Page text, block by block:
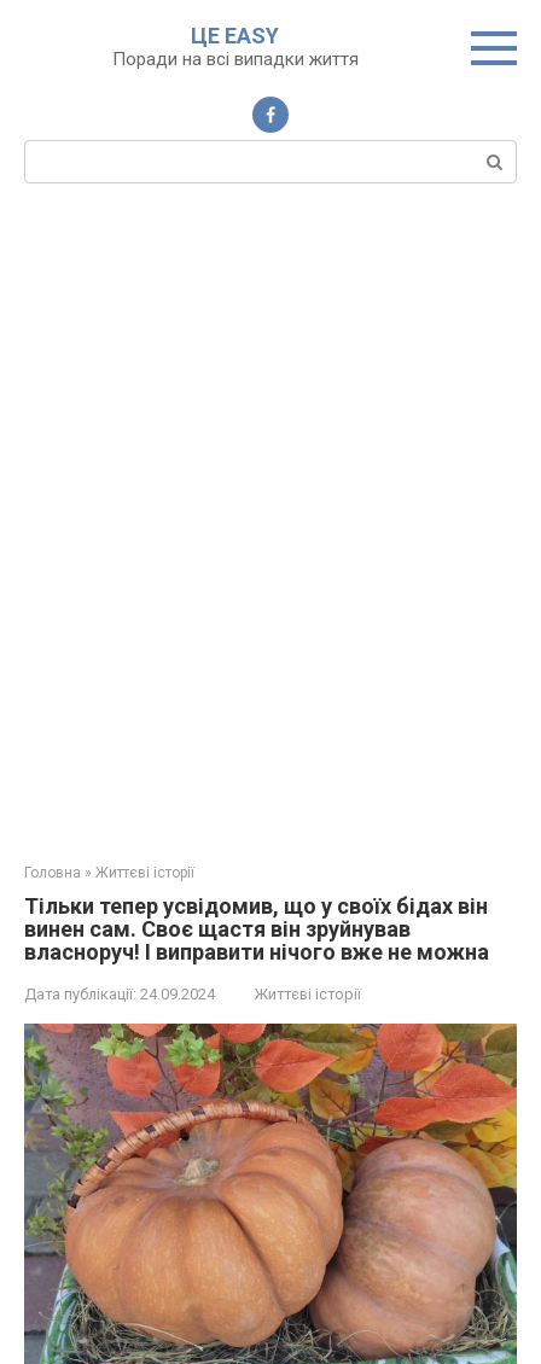
ЦЕ EASY
Поради на всі випадки життя
Пошук:
Головна » Життєві історії
Тільки тепер усвідомив, що у своїх бідах він
винен сам. Своє щастя він зруйнував
власноруч! І виправити нічого вже не можна
Дата публікації: 24.09.2024 Життєві історії